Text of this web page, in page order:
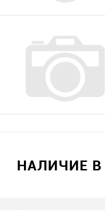
НАЛИЧИЕ